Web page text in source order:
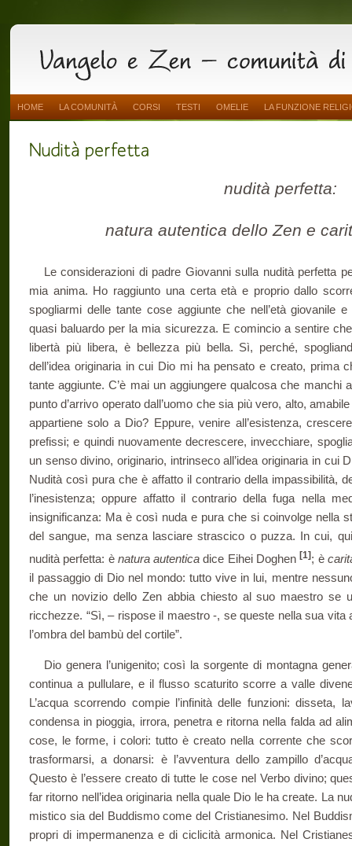
HOME LA COMUNITÀ CORSI TESTI OMELIE LA FUNZIONE
nudità perfetta:
natura autentica dello Zen e
Le considerazioni di padre Giovanni sulla nudità perfetta
mia anima. Ho raggiunto una certa età e proprio dallo
spogliarmi delle tante cose aggiunte che nell’età giovanile
quasi baluardo per la mia sicurezza. E comincio a sentire
libertà più libera, è bellezza più bella. Sì, perché,
dell’idea originaria in cui Dio mi ha pensato e creato, prima
tante aggiunte. C’è mai un aggiungere qualcosa che manchi
punto d’arrivo operato dall’uomo che sia più vero, alto,
appartiene solo a Dio? Eppure, venire all’esistenza,
prefissi; e quindi nuovamente decrescere, invecchiare,
un senso divino, originario, intrinseco all’idea originaria in cui
Nudità così pura che è affatto il contrario della impassibilità,
l’inesistenza; oppure affatto il contrario della fuga nella
insignificanza: Ma è così nuda e pura che si coinvolge nella
del sangue, ma senza lasciare strascico o puzza. In cui,
nudità perfetta: è natura autentica dice Eihei Doghen[1]; è
il passaggio di Dio nel mondo: tutto vive in lui, mentre
che un novizio dello Zen abbia chiesto al suo maestro se
ricchezze. “Sì, – rispose il maestro -, se queste nella sua vita
l’ombra del bambù del cortile”.
Dio genera l’unigenito; così la sorgente di montagna
continua a pullulare, e il flusso scaturito scorre a valle
L’acqua scorrendo compie l’infinità delle funzioni: disseta,
condensa in pioggia, irrora, penetra e ritorna nella falda ad
cose, le forme, i colori: tutto è creato nella corrente che
trasformarsi, a donarsi: è l’avventura dello zampillo
Questo è l’essere creato di tutte le cose nel Verbo divino;
far ritorno nell’idea originaria nella quale Dio le ha create. La
mistico sia del Buddismo come del Cristianesimo. Nel
propri di impermanenza e di ciclicità armonica. Nel